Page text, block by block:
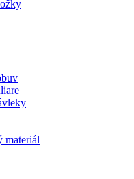
materiál